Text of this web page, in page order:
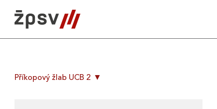
content
Příkopový žlab UCB 2